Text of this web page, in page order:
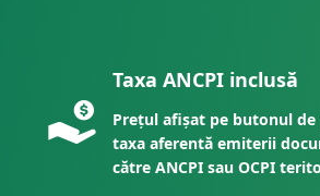
Taxa ANCPI inclusă
Prețul afișat pe butonul
taxa aferentă emiterii
către ANCPI sau OCPI